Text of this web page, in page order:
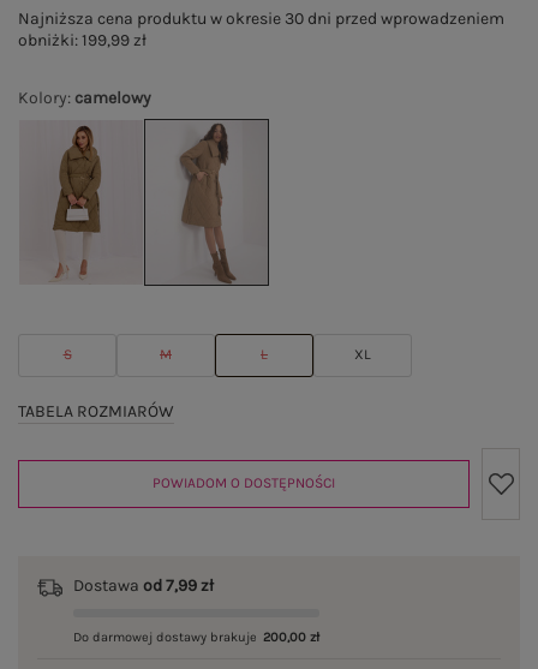
Kolory: camelowy
S M L XL
TABELA ROZMIARÓW
Najniższa cena produktu w okresie 30 dni przed wprowadzeniem
obniżki:199,99 zł
POWIADOM O DOSTĘPNOŚCI
Dostawa od 7,99 zł
Do darmowej dostawy brakuje 200,00 zł